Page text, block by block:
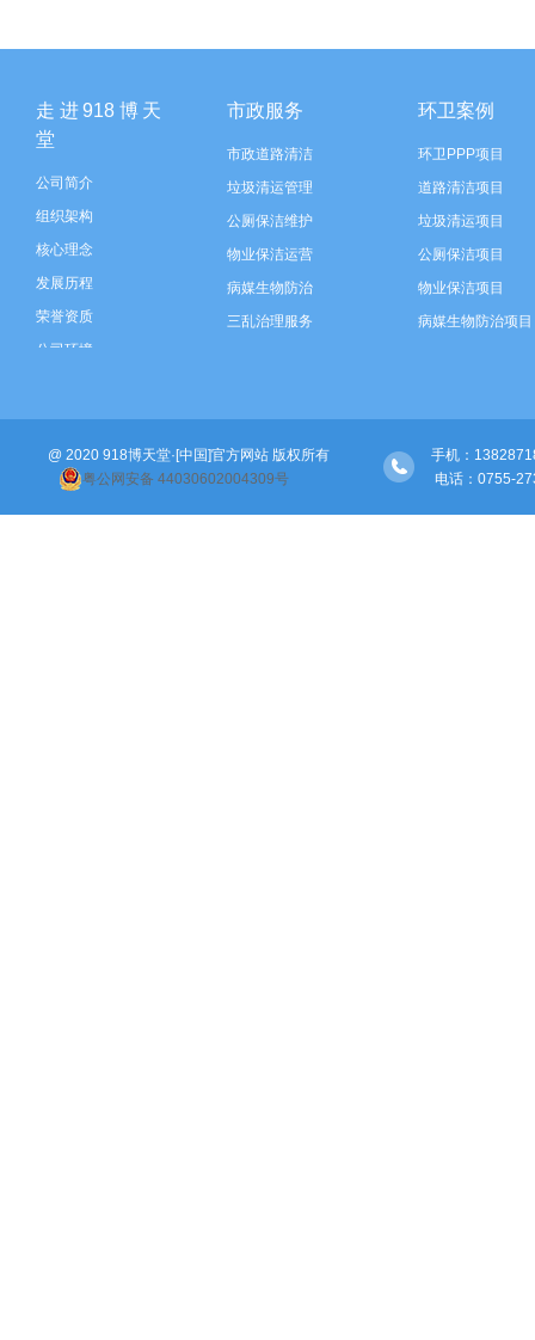
走进918博天
堂
公司简介
组织架构
核心理念
发展历程
荣誉资质
公司环境
市政服务
市政道路清洁
垃圾清运管理
公厕保洁维护
物业保洁运营
病媒生物防治
三乱治理服务
河道保洁
绿化管养
环卫案例
环卫PPP项目
道路清洁项目
垃圾清运项目
公厕保洁项目
物业保洁项目
病媒生物防治项目
智慧环卫建设
河道保洁项目
绿化管养项目
@ 2020 918博天堂·[中国]官方网站 版权所有
粤公网安备 44030602004309号
手机：
 电话：0755-